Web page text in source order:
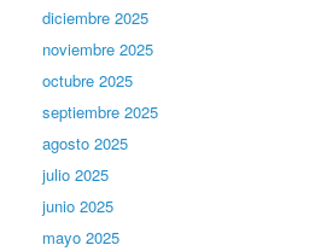
diciembre 2025
noviembre 2025
octubre 2025
septiembre 2025
agosto 2025
julio 2025
junio 2025
mayo 2025